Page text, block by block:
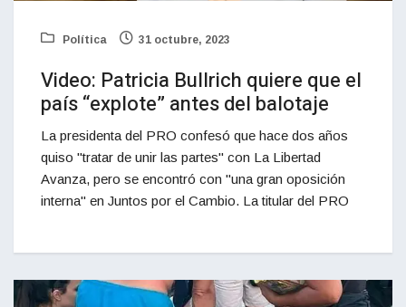
Política 31 octubre, 2023
Video: Patricia Bullrich quiere que el
país “explote” antes del balotaje
La presidenta del PRO confesó que hace dos años
quiso "tratar de unir las partes" con La Libertad
Avanza, pero se encontró con "una gran oposición
interna" en Juntos por el Cambio. La titular del PRO